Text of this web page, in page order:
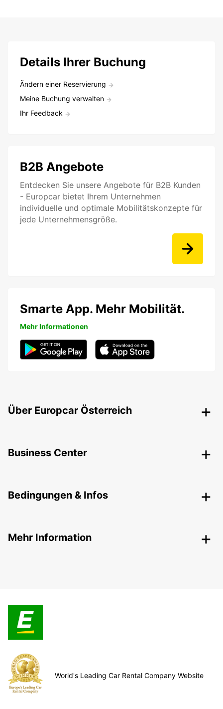
Details Ihrer Buchung
Ändern einer Reservierung
Meine Buchung verwalten
Ihr Feedback
B2B Angebote
Entdecken Sie unsere Angebote für B2B Kunden
- Europcar bietet Ihrem Unternehmen
individuelle und optimale Mobilitätskonzepte für
jede Unternehmensgröße.
Smarte App. Mehr Mobilität.
Mehr Informationen
Über Europcar Österreich
Business Center
Bedingungen & Infos
Mehr Information
World's Leading Car Rental Company Website